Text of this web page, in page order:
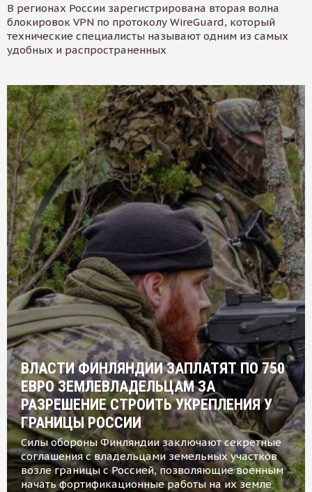
В регионах России зарегистрирована вторая волна
блокировок VPN по протоколу WireGuard, который
технические специалисты называют одним из самых
удобных и распространенных
ВЛАСТИ ФИНЛЯНДИИ ЗАПЛАТЯТ ПО 750
ЕВРО ЗЕМЛЕВЛАДЕЛЬЦАМ ЗА
РАЗРЕШЕНИЕ СТРОИТЬ УКРЕПЛЕНИЯ У
ГРАНИЦЫ РОССИИ
Силы обороны Финляндии заключают секретные
соглашения с владельцами земельных участков
возле границы с Россией, позволяющие военным
начать фортификационные работы на их земле